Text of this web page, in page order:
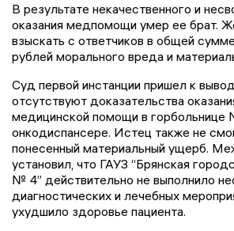
В результате некачественного и
оказания медпомощи умер ее брат.
взыскать с ответчиков в общей
рублей морального вреда и
Суд первой инстанции пришел к
отсутствуют доказательства
медицинской помощи в горбольнице
онкодиспансере. Истец также не
понесенный материальный ущерб.
установил, что ГАУЗ “Брянская
№ 4” действительно не выполнило
диагностических и лечебных
ухудшило здоровье пациента.